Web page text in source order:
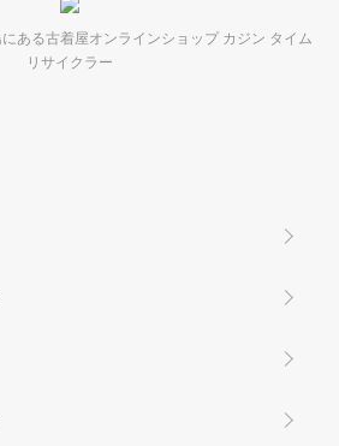
ある古着屋オンラインショップ カジン タイム
リサイクラー